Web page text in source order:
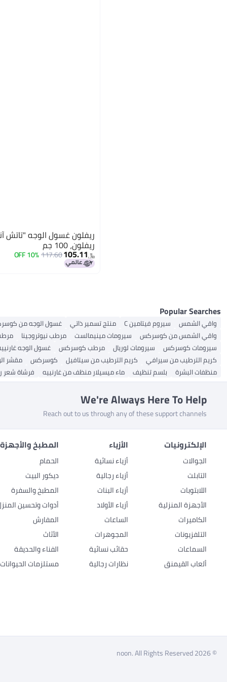
ريفلون غسول الوجه "تاتش
ريفلون، 100 جم
﷼‏ 105.11
117.60
10% OFF
Popular Searches
واقي الشمس سيروم فيتامين C منتج تسمير ذاتي غسول الوجه من
واقي الشمس من كوسركس
سيرومات مينيمالست مرطب نيوتروجينا
سيرومات كوسركس
سيرومات لوريال مرطب كوسركس غسول الوجه
كريم الترطيب من سيرافي
كريم الترطيب من سيتافيل كوسركس مقشر
منظفات البشرة
بلسم تنظيف ماء ميسيلار منظف من غارنييه فرشاة شعر
We're Always Here To Help
Reach out to us through any of these support channels
الإلكترونيات
الجوالات
التابلت
اللابتوبات
الأجهزة المنزلية
الكاميرات
التلفزيونات
السماعات
ألعاب القيمنق
الأزياء
أزياء نسائية
أزياء رجالية
أزياء البنات
أزياء الأولاد
الساعات
المجوهرات
حقائب نسائية
نظارات رجالية
المطبخ
الحمام
ديكور البيت
المطبخ والسفرة
أدوات وتحسين
المفارش
الأثاث
الفناء والحديقة
مستلزمات الحيوانات
© 2026 noon. All Rights Reserved